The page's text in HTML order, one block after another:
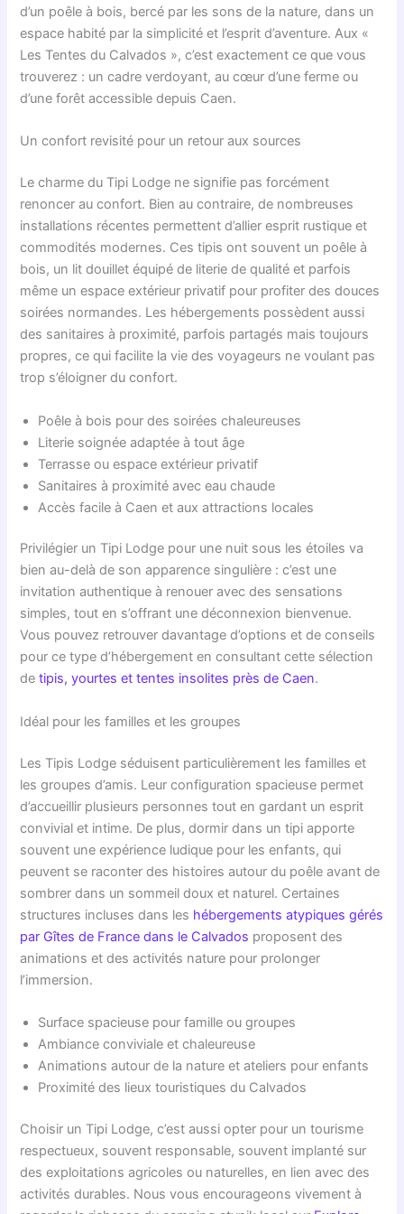
d’un poêle à bois, bercé par les sons de la nature, dans un
espace habité par la simplicité et l’esprit d’aventure. Aux «
Les Tentes du Calvados », c’est exactement ce que vous
trouverez : un cadre verdoyant, au cœur d’une ferme ou
d’une forêt accessible depuis Caen.
Un confort revisité pour un retour aux sources
Le charme du Tipi Lodge ne signifie pas forcément
renoncer au confort. Bien au contraire, de nombreuses
installations récentes permettent d’allier esprit rustique et
commodités modernes. Ces tipis ont souvent un poêle à
bois, un lit douillet équipé de literie de qualité et parfois
même un espace extérieur privatif pour profiter des douces
soirées normandes. Les hébergements possèdent aussi
des sanitaires à proximité, parfois partagés mais toujours
propres, ce qui facilite la vie des voyageurs ne voulant pas
trop s’éloigner du confort.
Poêle à bois pour des soirées chaleureuses
Literie soignée adaptée à tout âge
Terrasse ou espace extérieur privatif
Sanitaires à proximité avec eau chaude
Accès facile à Caen et aux attractions locales
Privilégier un Tipi Lodge pour une nuit sous les étoiles va
bien au-delà de son apparence singulière : c’est une
invitation authentique à renouer avec des sensations
simples, tout en s’offrant une déconnexion bienvenue.
Vous pouvez retrouver davantage d’options et de conseils
pour ce type d’hébergement en consultant cette sélection
detipis, yourtes et tentes insolites près de Caen.
Idéal pour les familles et les groupes
Les Tipis Lodge séduisent particulièrement les familles et
les groupes d’amis. Leur configuration spacieuse permet
d’accueillir plusieurs personnes tout en gardant un esprit
convivial et intime. De plus, dormir dans un tipi apporte
souvent une expérience ludique pour les enfants, qui
peuvent se raconter des histoires autour du poêle avant de
sombrer dans un sommeil doux et naturel. Certaines
structures incluses dans les hébergements atypiques gérés
par Gîtes de France dans le Calvados proposent des
animations et des activités nature pour prolonger
l’immersion.
Surface spacieuse pour famille ou groupes
Ambiance conviviale et chaleureuse
Animations autour de la nature et ateliers pour enfants
Proximité des lieux touristiques du Calvados
Choisir un Tipi Lodge, c’est aussi opter pour un tourisme
respectueux, souvent responsable, souvent implanté sur
des exploitations agricoles ou naturelles, en lien avec des
activités durables. Nous vous encourageons vivement à